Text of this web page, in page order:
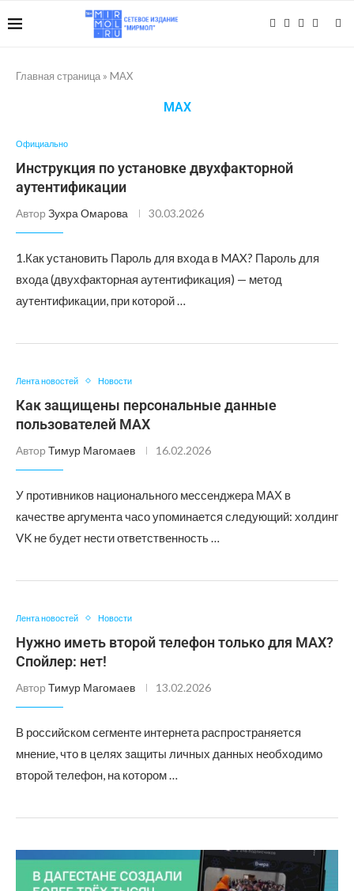
Главная страница » MAX
MAX
Официально
Инструкция по установке двухфакторной
аутентификации
Автор Зухра Омарова 30.03.2026
1.Как установить Пароль для входа в MAX? Пароль для
входа (двухфакторная аутентификация) — метод
аутентификации, при которой …
Лента новостей Новости
Как защищены персональные данные
пользователей МАХ
Автор Тимур Магомаев 16.02.2026
У противников национального мессенджера МАХ в
качестве аргумента часо упоминается следующий: холдинг
VK не будет нести ответственность …
Лента новостей Новости
Нужно иметь второй телефон только для МАХ?
Спойлер: нет!
Автор Тимур Магомаев 13.02.2026
В российском сегменте интернета распространяется
мнение, что в целях защиты личных данных необходимо
второй телефон, на котором …